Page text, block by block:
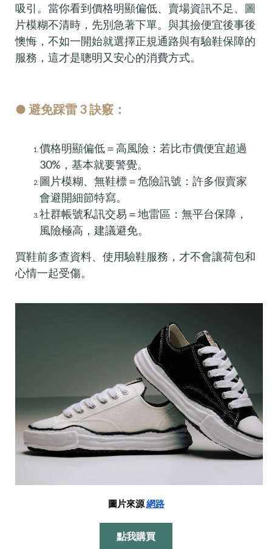
吸引。當你看到價格明顯偏低、賣場資訊不足、圖
片模糊不清時，先別急著下單。與其撿便宜後事後
懊悔，不如一開始就選擇正規通路與有驗鞋保障的
服務，這才是聰明又安心的消費方式。
● 避免踩雷 3 訣竅：
價格明顯偏低＝高風險：若比市價便宜超過
30%，基本就要警覺。
圖片模糊、無鞋標＝危險訊號：許多假賣家
會避開細節特寫。
社群帳號私訊交易＝地雷區：無平台保障，
風險極高，建議避免。
買鞋前多查資料、使用驗鞋服務，才不會讓荷包和
心情一起受傷。
圖片來源網路
點我購買